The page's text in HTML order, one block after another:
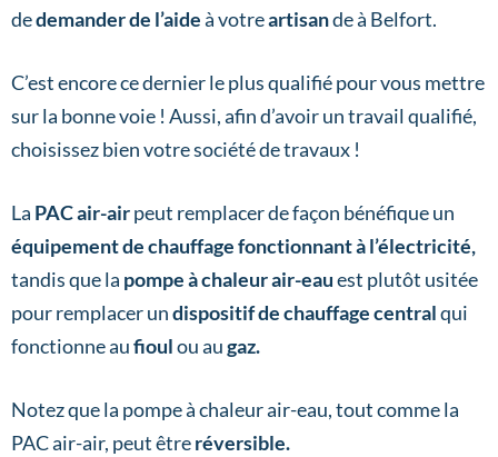
dedemander de l’aideà votreartisande à Belfort.
C’est encore ce dernier le plus qualifié pour vous mettre
sur la bonne voie ! Aussi, afin d’avoir un travail qualifié,
choisissez bien votre société de travaux !
La PAC air-airpeut remplacer de façon bénéfique un
équipement de chauffage fonctionnant à l’électricité,
tandis que la pompe à chaleur air-eauest plutôt usitée
pour remplacer undispositif de chauffage centralqui
fonctionne aufioulou augaz.
Notez que la pompe à chaleur air-eau, tout comme la
PAC air-air, peut êtreréversible.